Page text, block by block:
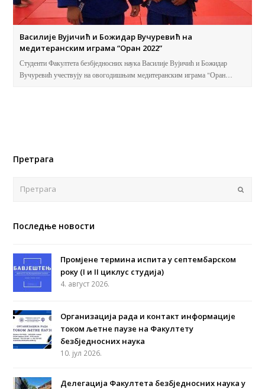
Василије Вујичић и Божидар Вучуревић на
медитеранским играма “Оран 2022”
Студенти Факултета безбједносних наука Василије Вујичић и Божидар
Вучуревић учествују на овогодишњим медитеранским играма "Оран…
Претрага
Последње новости
Промјене термина испита у септембарском
року (I и II циклус студија)
4. август 2026.
Организација рада и контакт информације
током љетне паузе на Факултету
безбједносних наука
10. јул 2026.
Делегација Факултета безбједносних наука у